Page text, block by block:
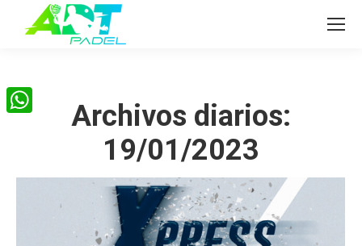
Archivos diarios:
19/01/2023